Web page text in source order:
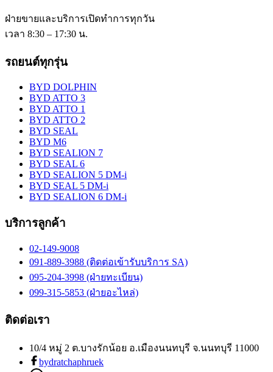
ฝ่ายขายและบริการเปิดทำการทุกวัน
เวลา 8:30 – 17:30 น.
รถยนต์ทุกรุ่น
BYD DOLPHIN
BYD ATTO 3
BYD ATTO 1
BYD ATTO 2
BYD SEAL
BYD M6
BYD SEALION 7
BYD SEAL 6
BYD SEALION 5 DM-i
BYD SEAL 5 DM-i
BYD SEALION 6 DM-i
บริการลูกค้า
02-149-9008
091-889-3988 (ติดต่อเข้ารับบริการ SA)
095-204-3998 (ฝ่ายทะเบียน)
099-315-5853 (ฝ่ายอะไหล่)
ติดต่อเรา
10/4 หมู่ 2 ต.บางรักน้อย อ.เมืองนนทบุรี จ.นนทบุรี 11000
bydratchaphruek